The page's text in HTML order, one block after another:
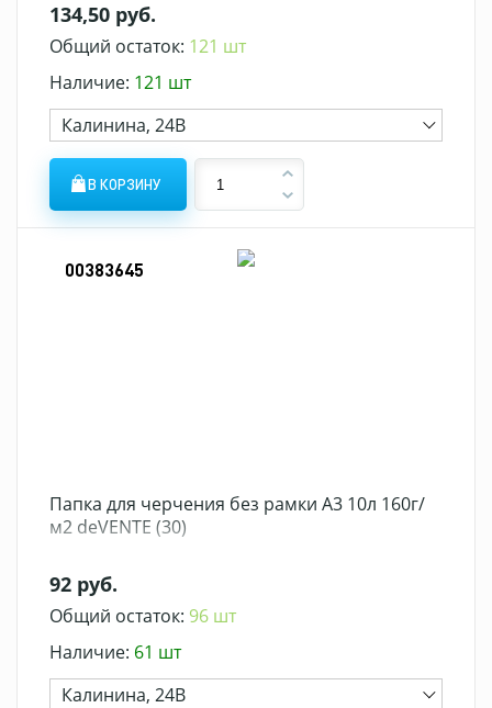
134,50 руб.
Общий остаток: 121 шт
Наличие: 121 шт
Калинина, 24В
В КОРЗИНУ
00383645
Папка для черчения без рамки А3 10л 160г/
м2 deVENTE (30)
92 руб.
Общий остаток: 96 шт
Наличие: 61 шт
Калинина, 24В